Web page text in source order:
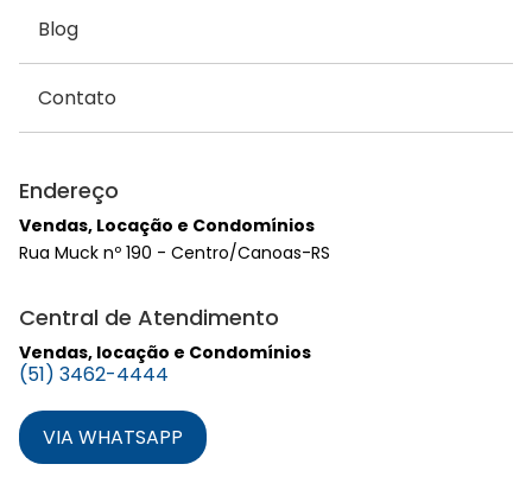
Blog
Contato
Endereço
Vendas, Locação e Condomínios
Rua Muck nº 190 - Centro/Canoas-RS
Central de Atendimento
Vendas, locação e Condomínios
(51) 3462-4444
VIA WHATSAPP